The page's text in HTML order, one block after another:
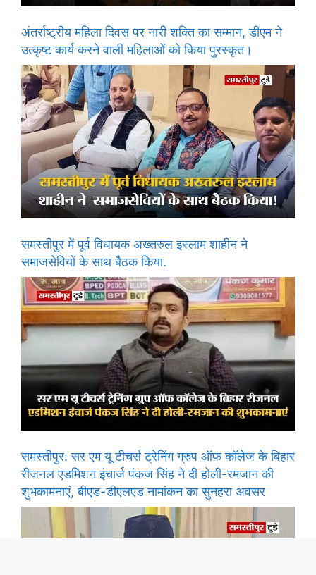
अंतर्राष्ट्रीय महिला दिवस पर नारी शक्ति का सम्मान, डीएम ने
उत्कृष्ट कार्य करने वाली महिलाओं को किया पुरस्कृत।
समस्तीपुर में पूर्व विधायक अख्तरुल इस्लाम शाहीन ने
समाजसेवियों के साथ बैठक किया.
समस्तीपुर: सर एम यू टीचर्स ट्रेनिंग ग्रुप ऑफ कॉलेज के बिहार
रीजनल एडमिशन इंचार्ज पंकज सिंह ने दी होली-रमजान की
शुभकामनाएं, बीएड-डीएलएड नामांकन का सुनहरा अवसर